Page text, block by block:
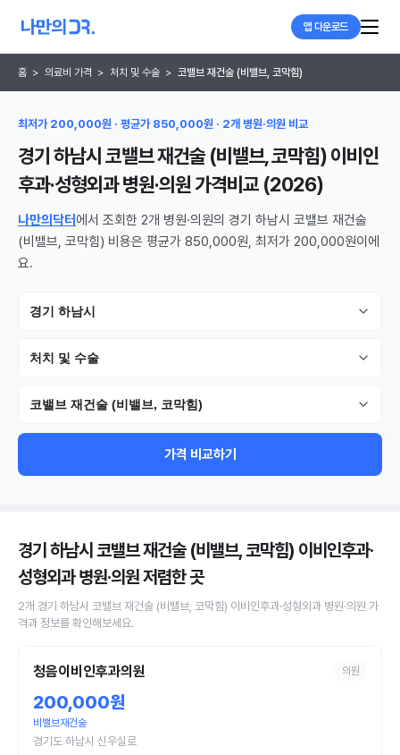
앱 다운로드
홈 > 의료비 가격 > 처치 및 수술 > 코밸브 재건술 (비밸브, 코막힘)
최저가 200,000원 · 평균가 850,000원 · 2개 병원·의원 비교
경기 하남시 코밸브 재건술 (비밸브, 코막힘) 이비인
후과·성형외과 병원·의원가격비교 (2026)
나만의닥터 에서 조회한 2개 병원·의원의 경기 하남시 코밸브 재건술
(비밸브, 코막힘) 비용은 평균가 850,000원, 최저가 200,000원이에
요.
경기 하남시
처치 및 수술
코밸브 재건술 (비밸브, 코막힘)
가격 비교하기
경기 하남시 코밸브 재건술 (비밸브, 코막힘) 이비인후과·
성형외과 병원·의원저렴한 곳
2개 경기 하남시 코밸브 재건술 (비밸브, 코막힘) 이비인후과·성형외과 병원·의원 가
격과 정보를 확인해보세요.
청음이비인후과의원 의원
200,000원
비밸브재건술
경기도 하남시 신우실로